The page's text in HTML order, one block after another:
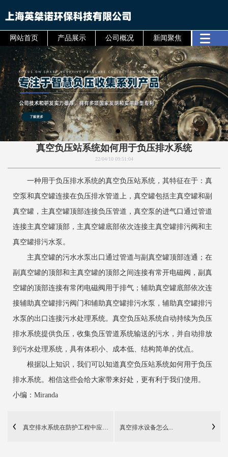
网站首页 产品展示 公司概况 新闻聚焦
真空负压站系统如何用于负压排水系统
22/04/10 09:51:04
一种用于负压排水系统的真空负压站系统，其特征在于：真
空泵和真空罐连接在负压排水管道上，真空罐包括主真空罐和副
真空罐，主真空罐顶部连接负压管道，真空泵的进气口通过管道
连接主真空罐顶部，主真空罐底部依次连接主真空罐排污阀和主
真空罐排污水泵。
主真空罐的污水水泵出口通过管道与副真空罐顶部连通；在
副真空罐的顶部和主真空罐的顶部之间连接有常开电磁阀，副真
空罐的顶部连接有常闭电磁阀用于排气；辅助真空罐底部依次连
接辅助真空罐排污阀门和辅助真空罐排污水泵，辅助真空罐排污
水泵的出口连接污水处理系统。真空负压站系统自动持续为负压
排水系统提供负压，收集负压管道系统输送的污水，并自动排放
到污水处理系统，具有体积小、成本低、结构简单的优点。
根据以上知识，我们可以知道真空负压站系统如何用于负压
排水系统。相信这些会给大家带来好处，更有利于我们使用。
小编：Miranda
真空排水系统在防护工程中应用可行性真空排水设备怎么...